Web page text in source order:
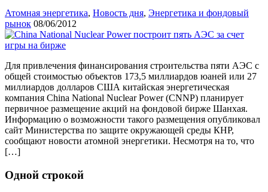
Атомная энергетика, Новость дня, Энергетика и фондовый
рынок 08/06/2012
Для привлечения финансирования строительства пяти АЭС с
общей стоимостью объектов 173,5 миллиардов юаней или 27
миллиардов долларов США китайская энергетическая
компания China National Nuclear Power (СNNP) планирует
первичное размещение акций на фондовой бирже Шанхая.
Информацию о возможности такого размещения опубликовал
сайт Министерства по защите окружающей среды КНР,
сообщают новости атомной энергетики. Несмотря на то, что
[…]
Одной строкой